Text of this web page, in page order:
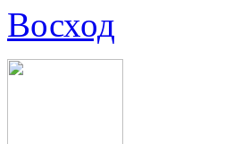
Восход